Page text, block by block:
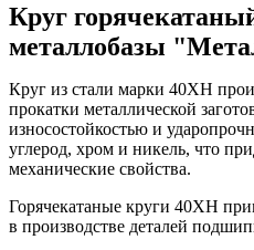
Круг
металлобазы
Круг из стали марки 40ХН
прокатки металлической
износостойкостью и
углерод, хром и никель, что
механические свойства.
Горячекатаные круги 40ХН
в производстве деталей